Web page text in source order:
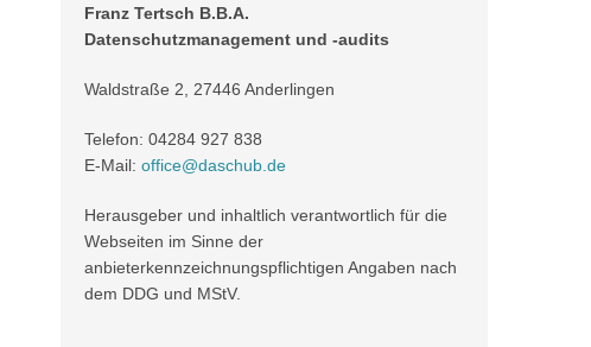
Franz Tertsch B.B.A.
Datenschutzmanagement und -audits
Waldstraße 2, 27446 Anderlingen
Telefon: 04284 927 838
E-Mail: office@daschub.de
Herausgeber und inhaltlich verantwortlich für die
Webseiten im Sinne der
anbieterkennzeichnungspflichtigen Angaben nach
dem DDG und MStV.